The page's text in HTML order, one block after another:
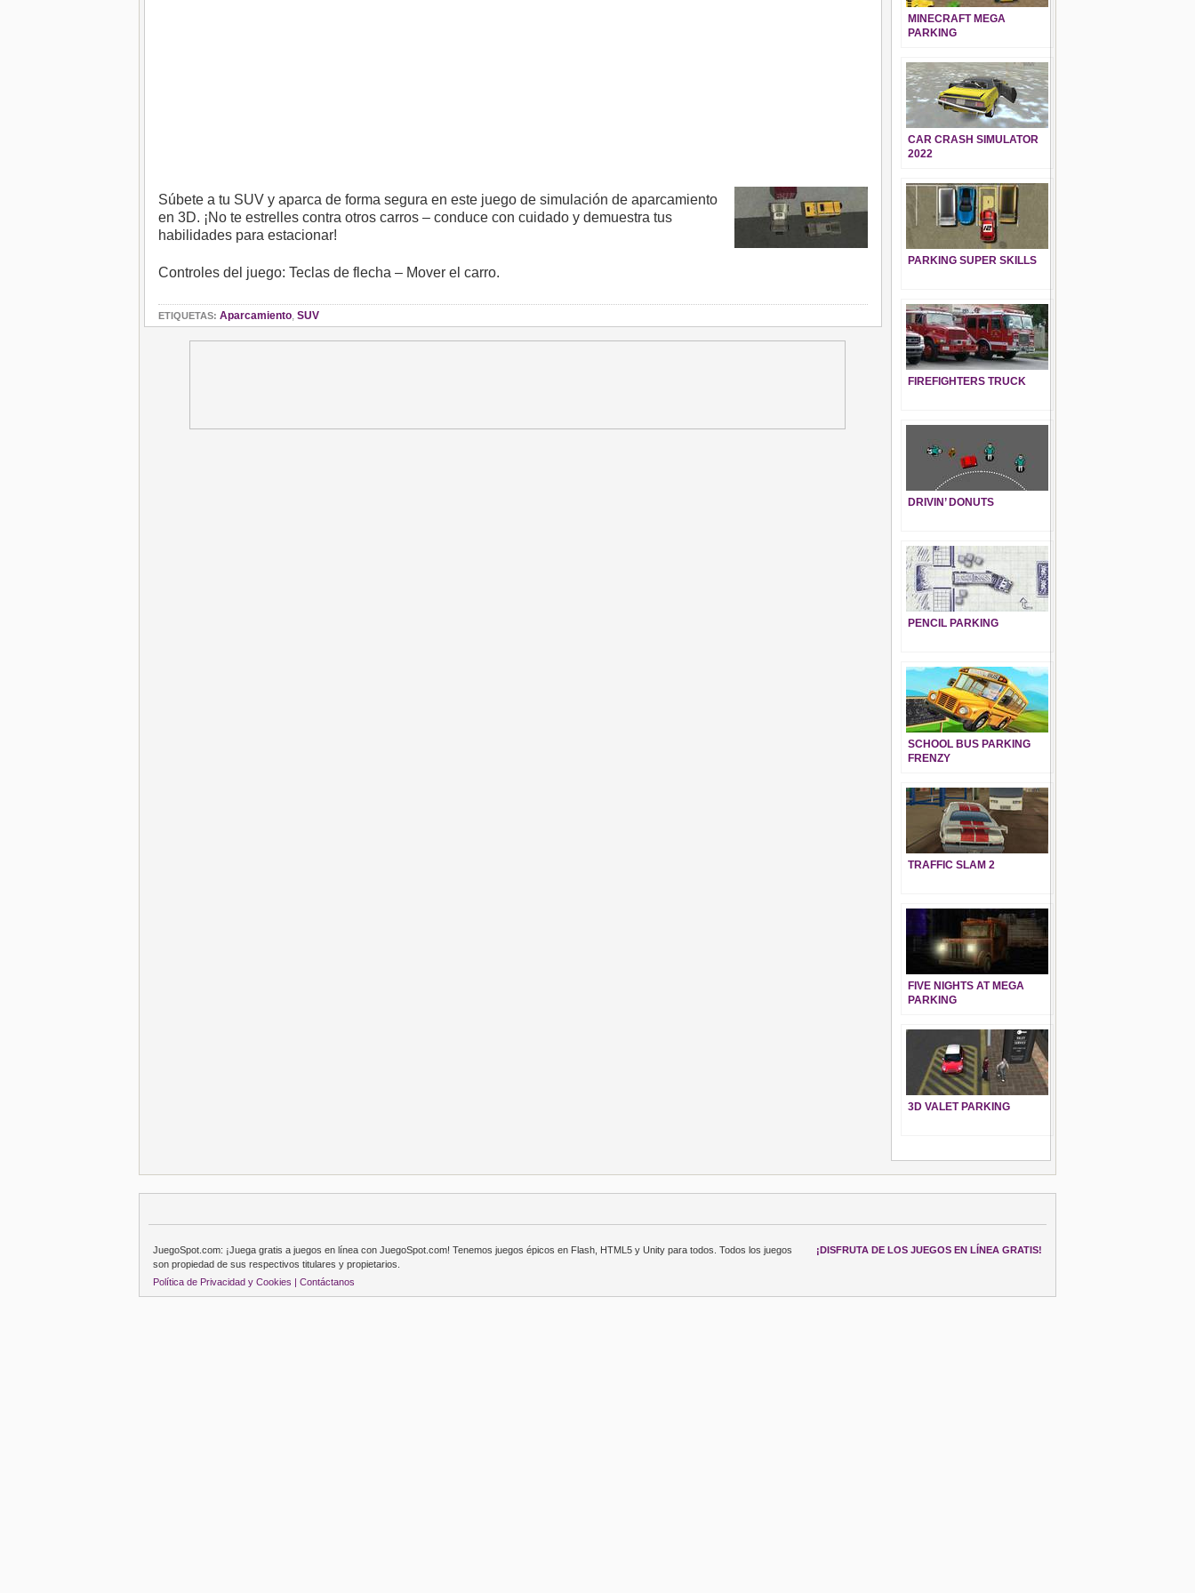
Súbete a tu SUV y aparca de forma segura en este juego de simulación de aparcamiento
en 3D. ¡No te estrelles contra otros carros – conduce con cuidado y demuestra tus
habilidades para estacionar!
Controles del juego: Teclas de flecha – Mover el carro.
ETIQUETAS: Aparcamiento, SUV
MINECRAFT MEGA
PARKING
CAR CRASH SIMULATOR
2022
PARKING SUPER SKILLS
FIREFIGHTERS TRUCK
DRIVIN’ DONUTS
PENCIL PARKING
SCHOOL BUS PARKING
FRENZY
TRAFFIC SLAM 2
FIVE NIGHTS AT MEGA
PARKING
3D VALET PARKING
¡DISFRUTA DE LOS JUEGOS EN LÍNEA GRATIS!
JuegoSpot.com: ¡Juega gratis a juegos en línea con JuegoSpot.com! Tenemos juegos épicos en Flash, HTML5 y Unity para todos. Todos los juegos
son propiedad de sus respectivos titulares y propietarios.
Política de Privacidad y Cookies | Contáctanos